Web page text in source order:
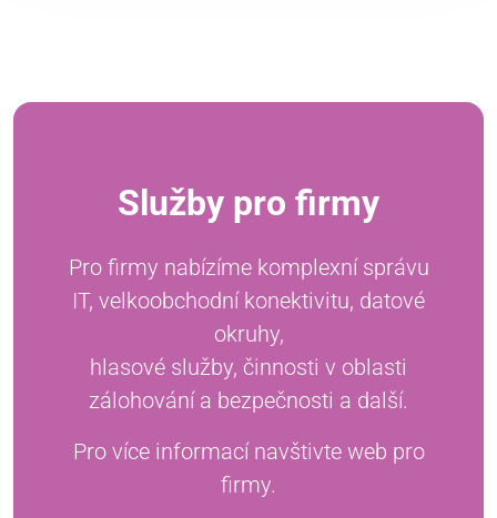
Služby pro firmy
Pro firmy nabízíme komplexní správu
IT, velkoobchodní konektivitu, datové
okruhy,
hlasové služby, činnosti v oblasti
zálohování a bezpečnosti a další.
Pro více informací navštivte web pro
firmy.